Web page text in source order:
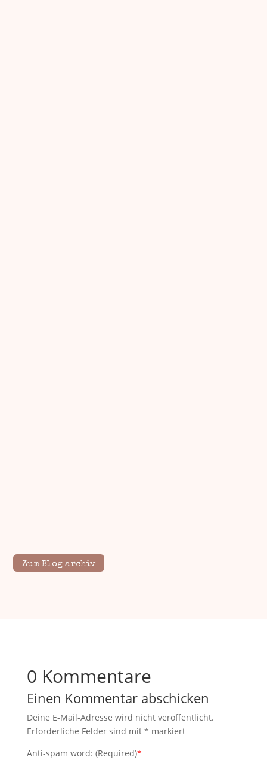
Zum Blog archiv
0 Kommentare
Einen Kommentar abschicken
Deine E-Mail-Adresse wird nicht veröffentlicht.
Erforderliche Felder sind mit * markiert
Anti-spam word: (Required)*